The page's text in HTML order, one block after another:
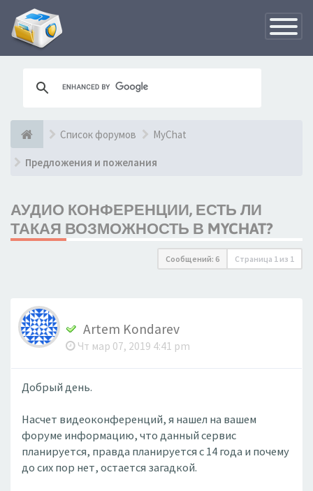
Список форумов MyChat
Предложения и пожелания
АУДИО КОНФЕРЕНЦИИ, ЕСТЬ ЛИ
ТАКАЯ ВОЗМОЖНОСТЬ В MYCHAT?
Сообщений: 6 Страница 1 из 1
Artem Kondarev
Чт мар 07, 2019 4:41 pm
Добрый день.
Насчет видеоконференций, я нашел на вашем
форуме информацию, что данный сервис
планируется, правда планируется с 14 года и почему
до сих пор нет, остается загадкой.